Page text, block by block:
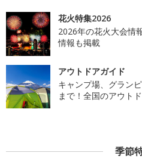
花火特集2026
2026年の花火大会情
情報も掲載
アウトドアガイド
キャンプ場、グラン
まで！全国のアウト
季節